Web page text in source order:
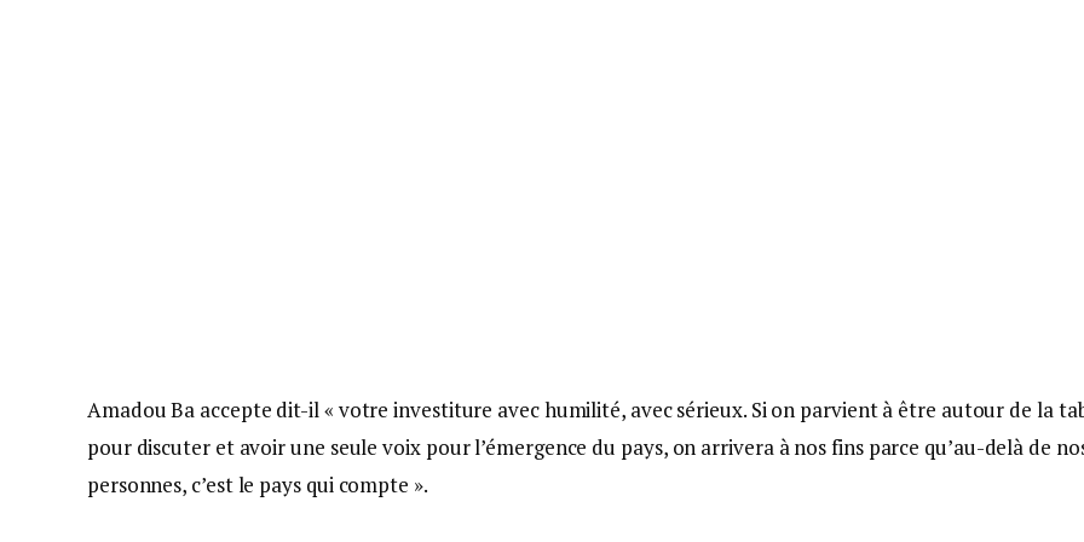
Amadou Ba accepte dit-il « votre investiture avec humilité, avec sérieux. Si on parvient à être autour de la
pour discuter et avoir une seule voix pour l’émergence du pays, on arrivera à nos fins parce qu’au-delà de
personnes, c’est le pays qui compte ».